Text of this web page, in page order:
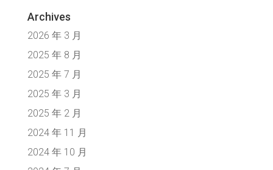
Archives
2026 年 3 月
2025 年 8 月
2025 年 7 月
2025 年 3 月
2025 年 2 月
2024 年 11 月
2024 年 10 月